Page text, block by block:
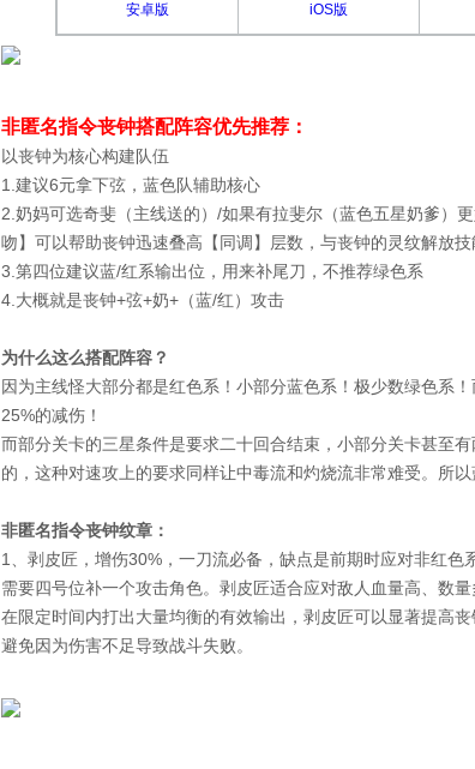
安卓版 iOS版
非匿名指令丧钟搭配阵容优先推荐：
以丧钟为核心构建队伍
1.建议6元拿下弦，蓝色队辅助核心
2.奶妈可选奇斐（主线送的）/如果有拉斐尔（蓝色五星奶爹）
吻】可以帮助丧钟迅速叠高【同调】层数，与丧钟的灵纹解放技
3.第四位建议蓝/红系输出位，用来补尾刀，不推荐绿色系
4.大概就是丧钟+弦+奶+（蓝/红）攻击
为什么这么搭配阵容？
因为主线怪大部分都是红色系！小部分蓝色系！极少数绿色系
25%的减伤！
而部分关卡的三星条件是要求二十回合结束，小部分关卡甚至
的，这种对速攻上的要求同样让中毒流和灼烧流非常难受。所以
非匿名指令丧钟纹章：
1、剥皮匠，增伤30%，一刀流必备，缺点是前期时应对非红
需要四号位补一个攻击角色。剥皮匠适合应对敌人血量高、数
在限定时间内打出大量均衡的有效输出，剥皮匠可以显著提高
避免因为伤害不足导致战斗失败。